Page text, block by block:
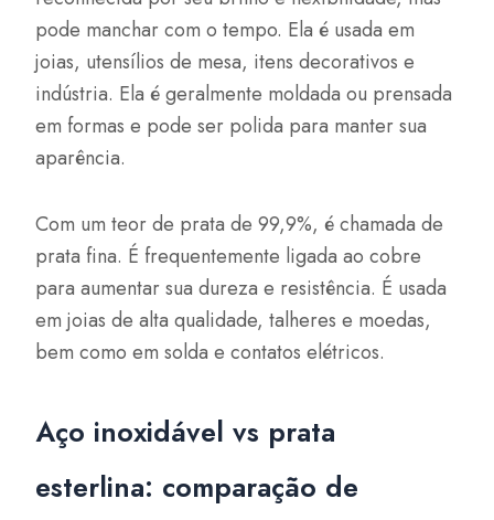
pode manchar com o tempo. Ela é usada em
joias, utensílios de mesa, itens decorativos e
indústria. Ela é geralmente moldada ou prensada
em formas e pode ser polida para manter sua
aparência.
Com um teor de prata de 99,9%, é chamada de
prata fina. É frequentemente ligada ao cobre
para aumentar sua dureza e resistência. É usada
em joias de alta qualidade, talheres e moedas,
bem como em solda e contatos elétricos.
Aço inoxidável vs prata
esterlina: comparação de